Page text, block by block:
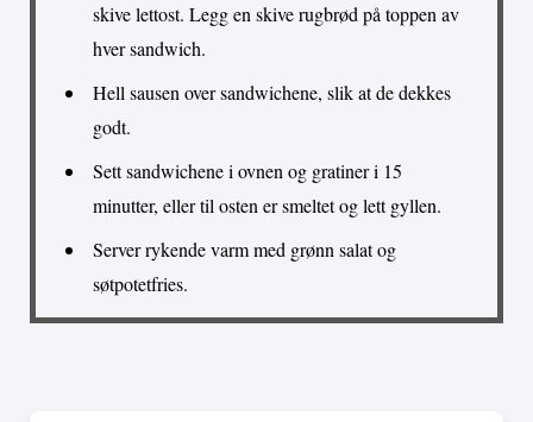
skive lettost. Legg en skive rugbrød på toppen av
hver sandwich.
Hell sausen over sandwichene, slik at de dekkes
godt.
Sett sandwichene i ovnen og gratiner i 15
minutter, eller til osten er smeltet og lett gyllen.
Server rykende varm med grønn salat og
søtpotetfries.